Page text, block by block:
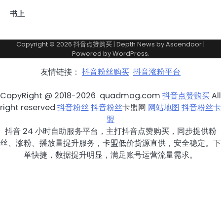
书上
Copyright © 2026 抖音点赞购买| Depth News byAscendoor|
Powered byWordPress.
友情链接： 抖音粉丝购买 抖音涨粉平台
CopyRight @ 2018-2026 quadmag.com 抖音点赞购买All
right reserved 抖音粉丝抖音粉丝卡盟网 网站地图 抖音粉丝卡
盟
抖音 24 小时自助服务平台，主打抖音点赞购买，同步提供粉
丝、涨粉、播放量提升服务，卡盟低价货源直供，安全稳定。下
单快捷，数据提升明显，满足账号运营流量需求。